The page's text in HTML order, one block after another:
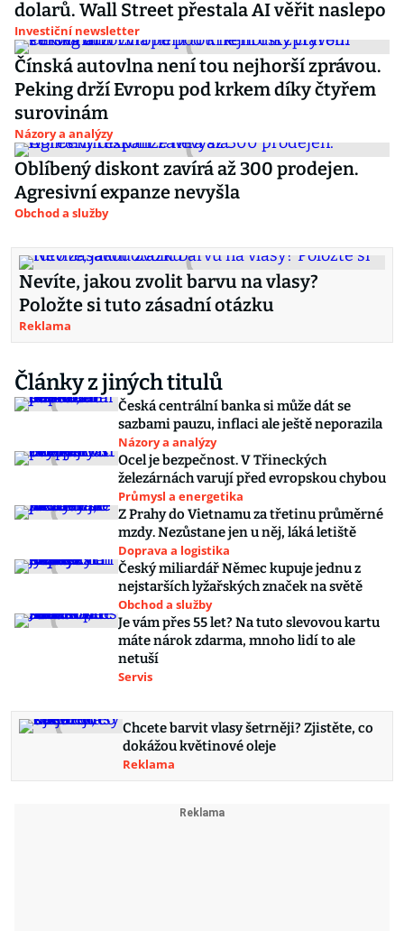
dolarů. Wall Street přestala AI věřit naslepo
Investiční newsletter
Čínská autovlna není tou nejhorší zprávou.
Peking drží Evropu pod krkem díky čtyřem
surovinám
Názory a analýzy
Oblíbený diskont zavírá až 300 prodejen.
Agresivní expanze nevyšla
Obchod a služby
Nevíte, jakou zvolit barvu na vlasy?
Položte si tuto zásadní otázku
Reklama
Články z jiných titulů
Česká centrální banka si může dát se
sazbami pauzu, inflaci ale ještě neporazila
Názory a analýzy
Ocel je bezpečnost. V Třineckých
železárnách varují před evropskou chybou
Průmysl a energetika
Z Prahy do Vietnamu za třetinu průměrné
mzdy. Nezůstane jen u něj, láká letiště
Doprava a logistika
Český miliardář Němec kupuje jednu z
nejstarších lyžařských značek na světě
Obchod a služby
Je vám přes 55 let? Na tuto slevovou kartu
máte nárok zdarma, mnoho lidí to ale
netuší
Servis
Chcete barvit vlasy šetrněji? Zjistěte, co
dokážou květinové oleje
Reklama